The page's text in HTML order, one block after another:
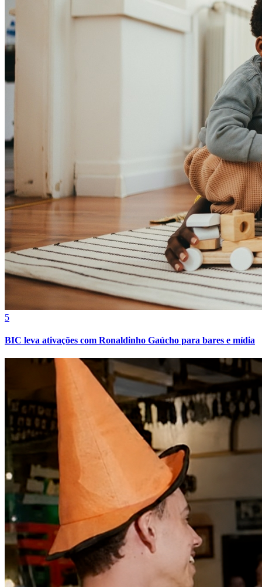
Internacional
Atlético-MG
5
BIC leva ativações com Ronaldinho Gaúcho para bares e mídia